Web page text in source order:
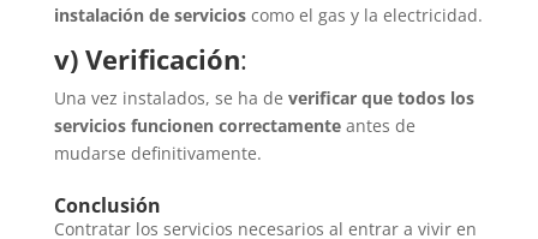
instalación de servicioscomo el gas y la electricidad.
v) Verificación:
Una vez instalados, se ha de verificar que todos los
servicios funcionen correctamenteantes de
mudarse definitivamente.
Conclusión
Contratar los servicios necesarios al entrar a vivir en